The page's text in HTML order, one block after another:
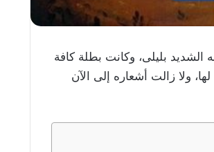
بليلى، وكانت بطلة كافة
ولا زالت أشعاره إلى الآن